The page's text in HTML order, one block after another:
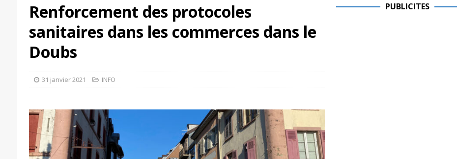
Renforcement des protocoles
sanitaires dans les commerces dans le
Doubs
31 janvier 2021 INFO
PUBLICITES